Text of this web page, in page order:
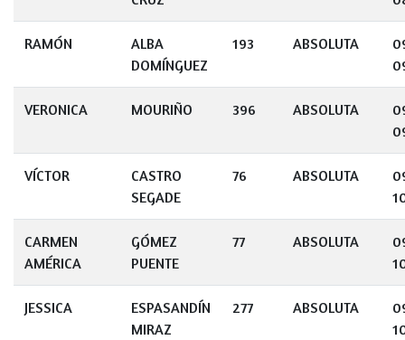
RAMÓN
ALBA
DOMÍNGUEZ
193 ABSOLUTA
VERONICA MOURIÑO 396 ABSOLUTA
VÍCTOR
CASTRO
SEGADE
76 ABSOLUTA
CARMEN
AMÉRICA
GÓMEZ
PUENTE
77 ABSOLUTA
JESSICA
ESPASANDÍN
MIRAZ
277 ABSOLUTA